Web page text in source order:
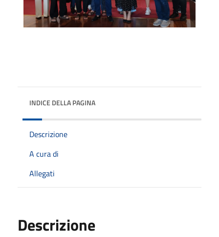
INDICE DELLA PAGINA
Descrizione
A cura di
Allegati
Descrizione